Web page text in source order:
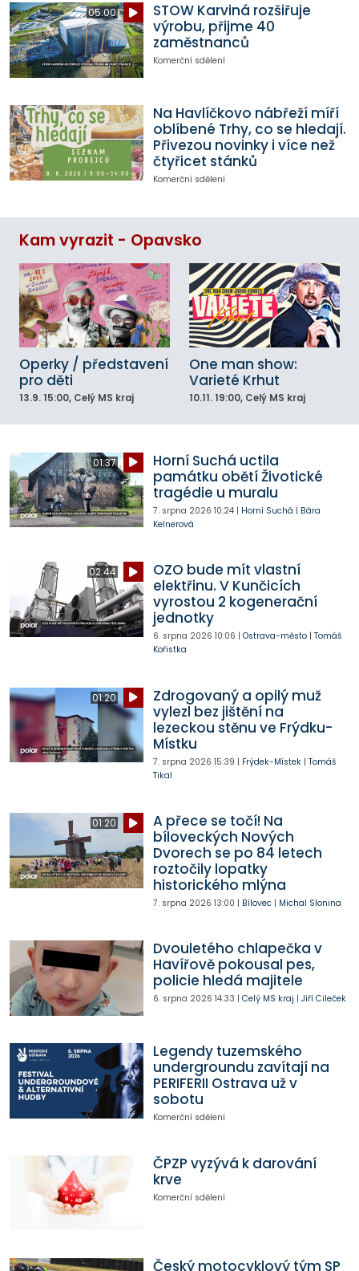
05:00
STOW Karviná rozšiřuje
výrobu, přijme 40
zaměstnanců
Komerční sdělení
Na Havlíčkovo nábřeží míří
oblíbené Trhy, co se hledají.
Přivezou novinky i více než
čtyřicet stánků
Komerční sdělení
Kam vyrazit - Opavsko
Operky / představení
pro děti
13.9. 15:00, Celý MS kraj
One man show:
Varieté Krhut
10.11. 19:00, Celý MS kraj
01:37
Horní Suchá uctila
památku obětí Životické
tragédie u muralu
7. srpna 2026 10:24| Horní Suchá | Bára
Kelnerová
02:44
OZO bude mít vlastní
elektřinu. V Kunčicích
vyrostou 2 kogenerační
jednotky
6. srpna 2026 10:06 | Ostrava-město| Tomáš
Kořistka
01:20
Zdrogovaný a opilý muž
vylezl bez jištění na
lezeckou stěnu ve Frýdku-
Místku
7. srpna 2026 15:39 | Frýdek-Místek| Tomáš
Tikal
01:20
A přece se točí! Na
bíloveckých Nových
Dvorech se po 84 letech
roztočily lopatky
historického mlýna
7. srpna 2026 13:00 | Bílovec| Michal Slonina
Dvouletého chlapečka v
Havířově pokousal pes,
policie hledá majitele
6. srpna 2026 14:33 | Celý MS kraj | Jiří Cileček
Legendy tuzemského
undergroundu zavítají na
PERIFERII Ostrava už v
sobotu
Komerční sdělení
ČPZP vyzývá k darování
krve
Komerční sdělení
Český motocyklový tým SP